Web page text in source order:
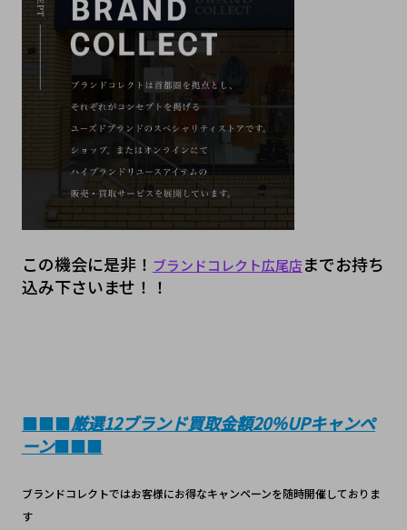
この機会に是非！ ブランドコレクト広尾店までお持ち
込み下さいませ！！
■■■厳選12ブランド買取金額20％UPキャンペ
ーン■■■
ブランドコレクトではお客様にお得なキャンペーンを随時開催しておりま
す